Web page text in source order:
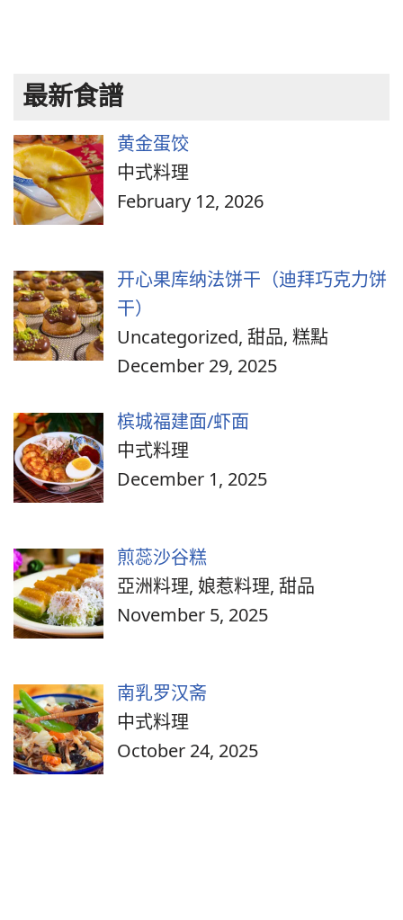
最新食譜
黄金蛋饺
中式料理
February 12, 2026
开心果库纳法饼干（迪拜巧克力饼
干）
Uncategorized, 甜品, 糕點
December 29, 2025
槟城福建面/虾面
中式料理
December 1, 2025
煎蕊沙谷糕
亞洲料理, 娘惹料理, 甜品
November 5, 2025
南乳罗汉斋
中式料理
October 24, 2025